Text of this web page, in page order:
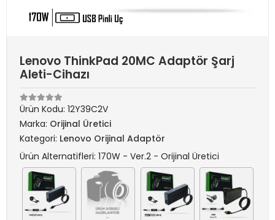
Lenovo ThinkPad 20MC Adaptör Şarj
Aleti-Cihazı
Ürün Kodu: 12Y39C2V
Marka: Orijinal Üretici
Kategori: Lenovo Orijinal Adaptör
Ürün Alternatifleri: 170W - Ver.2 - Orijinal Üretici